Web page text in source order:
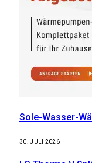
Sole-Wasser-
30. JULI 2026